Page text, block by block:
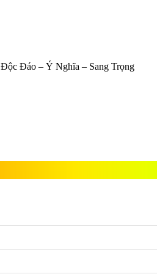
Độc Đáo – Ý Nghĩa – Sang Trọng